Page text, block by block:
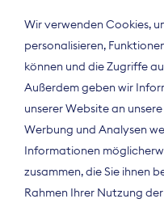
Der Bundesverband
Wir verwenden Cookies,
personalisieren,
können und die Zugriffe
Außerdem geben wir
unserer Website an
Werbung und Analysen
Informationen
zusammen, die Sie ihnen
Rahmen Ihrer Nutzung